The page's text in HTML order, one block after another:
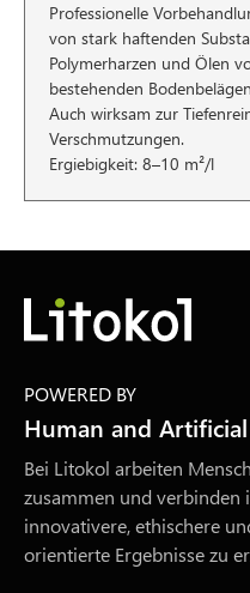
Professionelle
von stark haftenden
Polymerharzen und Ölen
bestehenden
Auch wirksam zur
Verschmutzungen.
Ergiebigkeit: 8–10 m²/l
POWERED BY
Human and
Bei Litokol arbeiten
zusammen und verbinden
innovativere, ethischere
orientierte Ergebnisse zu